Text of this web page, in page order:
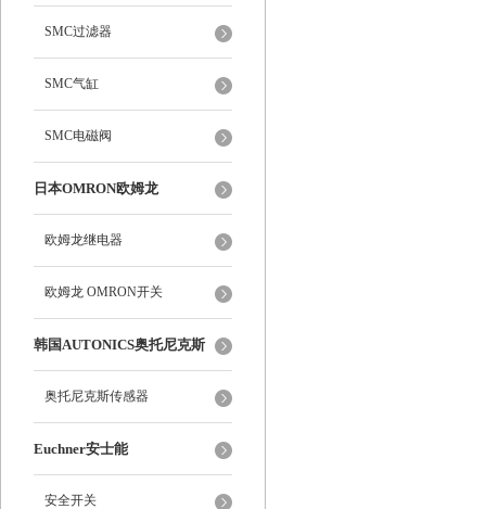
SMC过滤器
SMC气缸
SMC电磁阀
日本OMRON欧姆龙
欧姆龙继电器
欧姆龙 OMRON开关
韩国AUTONICS奥托尼克斯
奥托尼克斯传感器
Euchner安士能
安全开关